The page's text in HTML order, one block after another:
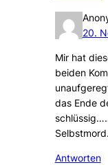
20.
Mir hat
beiden
das Ende
Antworten